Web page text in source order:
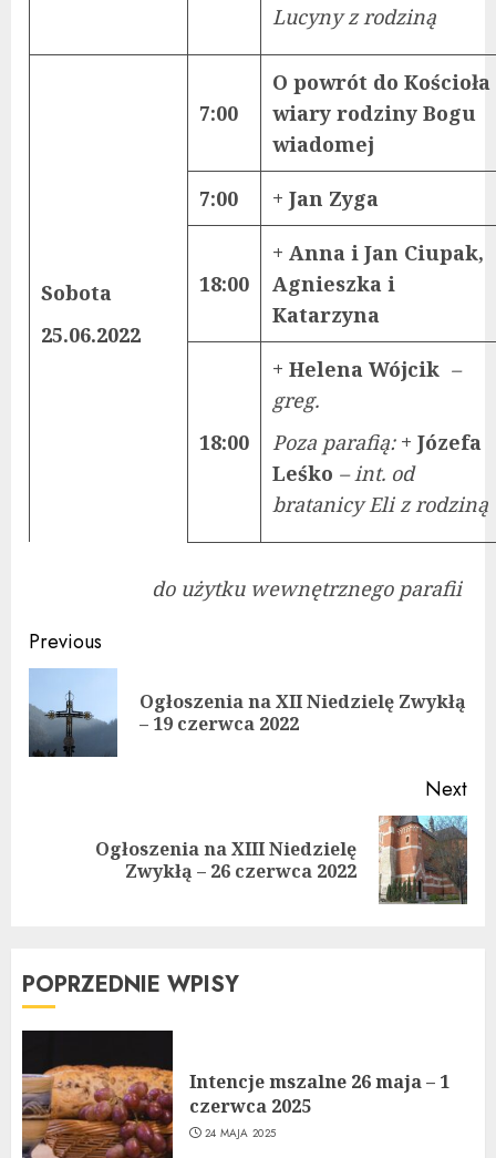
Lucyny z rodziną
Sobota
25.06.2022
7:00
O powrót do
wiary rodziny Bogu
wiadomej
7:00 + Jan Zyga
18:00
+ Anna i Jan Ciupak,
Agnieszka i
Katarzyna
18:00
+ Helena Wójcik –
greg.
Poza parafią: + Józefa
Leśko – int. od
bratanicy Eli z rodziną
do użytku wewnętrznego parafii
Continue
Reading
Previous
Ogłoszenia na XII Niedzielę Zwykłą
– 19 czerwca 2022
Next
Ogłoszenia na XIII Niedzielę
Zwykłą – 26 czerwca 2022
POPRZEDNIE WPISY
Intencje mszalne 26 maja – 1
czerwca 2025
24 MAJA 2025